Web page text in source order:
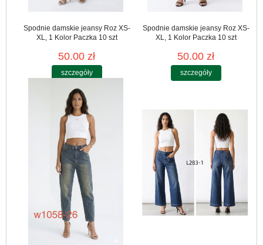
Spodnie damskie jeansy Roz XS-
XL, 1 Kolor Paczka 10 szt
50.00 zł
szczegóły
Spodnie damskie jeansy Roz XS-
XL, 1 Kolor Paczka 10 szt
50.00 zł
szczegóły